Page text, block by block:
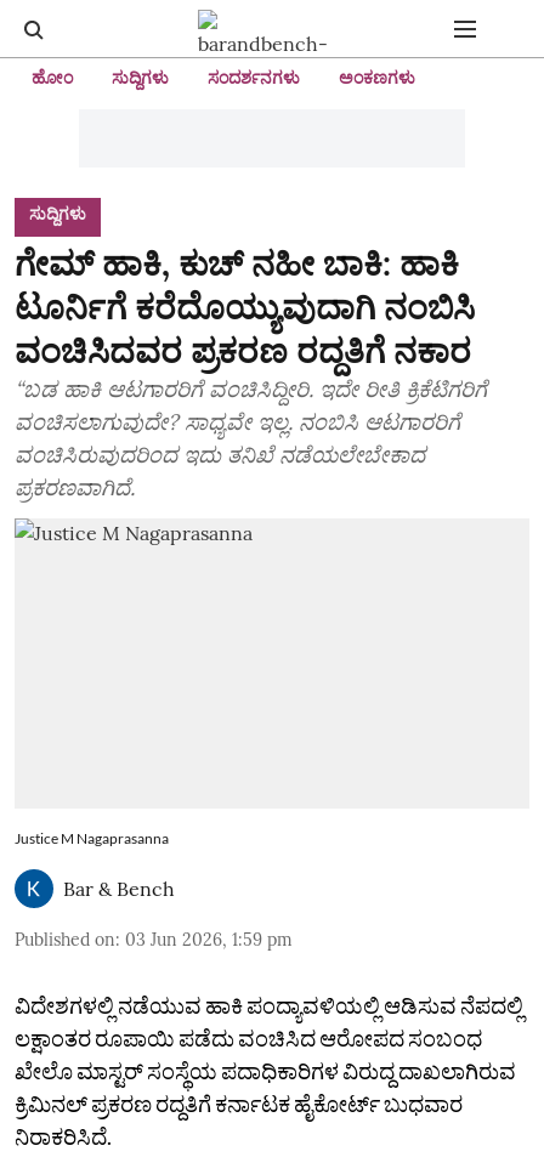
ಹೋಂ ಸುದ್ದಿಗಳು ಸಂದರ್ಶನಗಳು ಅಂಕಣಗಳು
ಸುದ್ದಿಗಳು
ಗೇಮ್‌ ಹಾಕಿ, ಕುಚ್‌ ನಹೀ ಬಾಕಿ: ಹಾಕಿ
ಟೂರ್ನಿಗೆ ಕರೆದೊಯ್ಯುವುದಾಗಿ ನಂಬಿಸಿ
ವಂಚಿಸಿದವರ ಪ್ರಕರಣ ರದ್ದತಿಗೆ ನಕಾರ
“ಬಡ ಹಾಕಿ ಆಟಗಾರರಿಗೆ ವಂಚಿಸಿದ್ದೀರಿ. ಇದೇ ರೀತಿ ಕ್ರಿಕೆಟಿಗರಿಗೆ
ವಂಚಿಸಲಾಗುವುದೇ? ಸಾಧ್ಯವೇ ಇಲ್ಲ. ನಂಬಿಸಿ ಆಟಗಾರರಿಗೆ
ವಂಚಿಸಿರುವುದರಿಂದ ಇದು ತನಿಖೆ ನಡೆಯಲೇಬೇಕಾದ
ಪ್ರಕರಣವಾಗಿದೆ.
Justice M Nagaprasanna
Bar & Bench
Published on: 03 Jun 2026, 1:59 pm
ವಿದೇಶಗಳಲ್ಲಿ ನಡೆಯುವ ಹಾಕಿ ಪಂದ್ಯಾವಳಿಯಲ್ಲಿ ಆಡಿಸುವ ನೆಪದಲ್ಲಿ
ಲಕ್ಷಾಂತರ ರೂಪಾಯಿ ಪಡೆದು ವಂಚಿಸಿದ ಆರೋಪದ ಸಂಬಂಧ
ಖೇಲೊ ಮಾಸ್ಟರ್‌ ಸಂಸ್ಥೆಯ ಪದಾಧಿಕಾರಿಗಳ ವಿರುದ್ದ ದಾಖಲಾಗಿರುವ
ಕ್ರಿಮಿನಲ್‌ ಪ್ರಕರಣ ರದ್ದತಿಗೆ ಕರ್ನಾಟಕ ಹೈಕೋರ್ಟ್‌ ಬುಧವಾರ
ನಿರಾಕರಿಸಿದೆ.